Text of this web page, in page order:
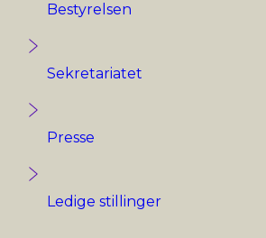
Bestyrelsen
Sekretariatet
Presse
Ledige stillinger